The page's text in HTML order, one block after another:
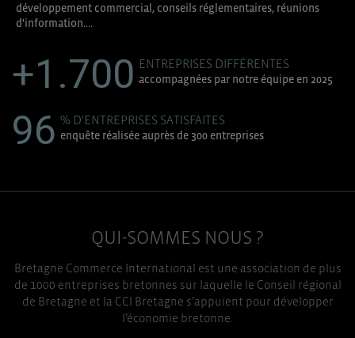
développement commercial, conseils réglementaires, réunions
d'information....
+1.700 ENTREPRISES DIFFÉRENTES
accompagnées par notre équipe en 2025
96 % D'ENTREPRISES SATISFAITES
enquête réalisée auprès de 300 entreprises
QUI-SOMMES NOUS ?
Bretagne Commerce International est une association de plus
de 1000 entreprises bretonnes sur laquelle le Conseil régional
de Bretagne et la CCI Bretagne s’appuient pour développer
l’économie bretonne.